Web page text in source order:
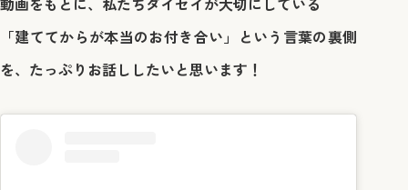
「建ててからが本当のお付き合い」という言葉の裏側
を、たっぷりお話ししたいと思います！